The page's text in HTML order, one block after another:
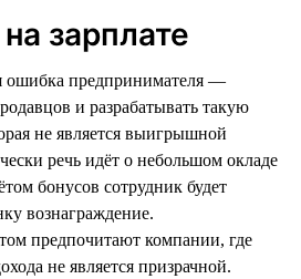
зарплате
ошибка предпринимателя —
и разрабатывать такую
не является выигрышной
речь идёт о небольшом окладе
бонусов сотрудник будет
вознаграждение.
предпочитают компании, где
не является призрачной.